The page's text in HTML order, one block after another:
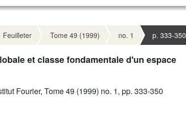
Feuilleter Tome 49 (1999) no. 1 p. 333-350
et classe fondamentale d'un espace
Fourier, Tome 49 (1999) no. 1, pp. 333-350